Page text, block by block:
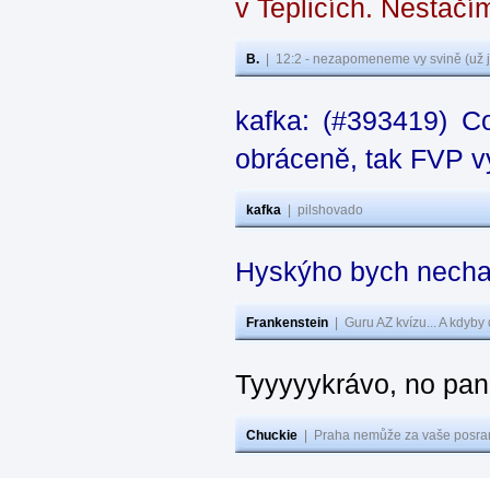
v Teplicích.
B. 12:2 - nezapomeneme vy svině
kafka: (#393419)
obráceně, tak FVP
kafka pilshovado
Hyskýho bych
Frankenstein Guru AZ kvízu... A
Tyyyyykrávo, no
Chuckie Praha nemůže za vaše